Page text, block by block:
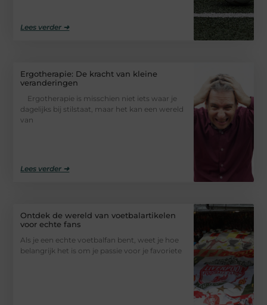
Lees verder ➜
Ergotherapie: De kracht van kleine
veranderingen
Ergotherapie is misschien niet iets waar je
dagelijks bij stilstaat, maar het kan een wereld
van
Lees verder ➜
Ontdek de wereld van voetbalartikelen
voor echte fans
Als je een echte voetbalfan bent, weet je hoe
belangrijk het is om je passie voor je favoriete